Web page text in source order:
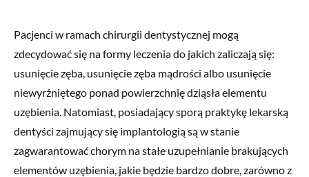
Pacjenci w ramach chirurgii dentystycznej mogą
zdecydować się na formy leczenia do jakich zaliczają się:
usunięcie zęba, usunięcie zęba mądrości albo usunięcie
niewyrżniętego ponad powierzchnię dziąsła elementu
uzębienia. Natomiast, posiadający sporą praktykę lekarską
dentyści zajmujący się implantologią są w stanie
zagwarantować chorym na stałe uzupełnianie brakujących
elementów uzębienia, jakie będzie bardzo dobre, zarówno z